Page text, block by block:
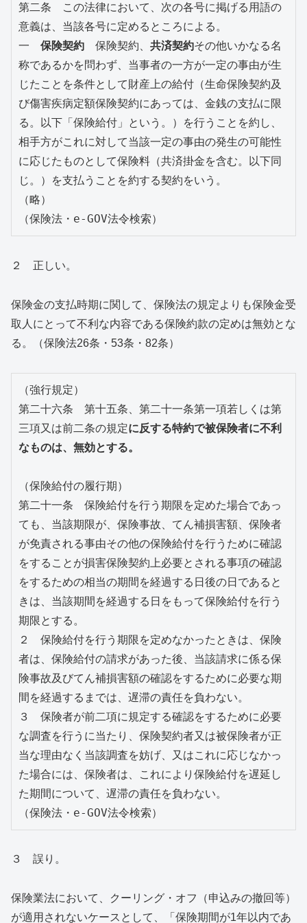
第二条　この法律において、次の各号に掲げる用語の
意義は、当該各号に定めるところによる。
一 保険契約 保険契約、 共済契約その他いかなる名
称であるかを問わず、当事者の一方が一定の事由が生
じたことを条件として財産上の給付（生命保険契約及
び傷害疾病定額保険契約にあっては、金銭の支払に限
る。以下「保険給付」という。）を行うことを約し、
相手方がこれに対して当該一定の事由の発生の可能性
に応じたものとして保険料（共済掛金を含む。以下同
じ。）を支払うことを約する契約をいう。
（略）
（保険法・e-GOV法令検索）
２ 正しい。
保険金の支払時期に関して、保険法の規定よりも保険金受
取人にとって不利な内容である保険約款の定めは無効とな
る。（保険法26条・53条・82条）
（強行規定）
第二十六条　第十五条、第二十一条第一項若しくは第
三項又は前二条の規定に反する特約で被保険者に不利
なものは、無効とする。
（保険給付の履行期）
第二十一条　保険給付を行う期限を定めた場合であっ
ても、当該期限が、保険事故、てん補損害額、保険者
が免責される事由その他の保険給付を行うために確認
をすることが損害保険契約上必要とされる事項の確認
をするための相当の期間を経過する日後の日であると
きは、当該期間を経過する日をもって保険給付を行う
期限とする。
２　保険給付を行う期限を定めなかったときは、保険
者は、保険給付の請求があった後、当該請求に係る保
険事故及びてん補損害額の確認をするために必要な期
間を経過するまでは、遅滞の責任を負わない。
３　保険者が前二項に規定する確認をするために必要
な調査を行うに当たり、保険契約者又は被保険者が正
当な理由なく当該調査を妨げ、又はこれに応じなかっ
た場合には、保険者は、これにより保険給付を遅延し
た期間について、遅滞の責任を負わない。
（保険法・e-GOV法令検索）
３ 誤り。
保険業法において、クーリング・オフ（申込みの撤回等）
が適用されないケースとして、「保険期間が1年以内であ